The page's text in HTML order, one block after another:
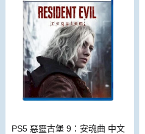
PS5 惡靈古堡 9：安魂曲 中文